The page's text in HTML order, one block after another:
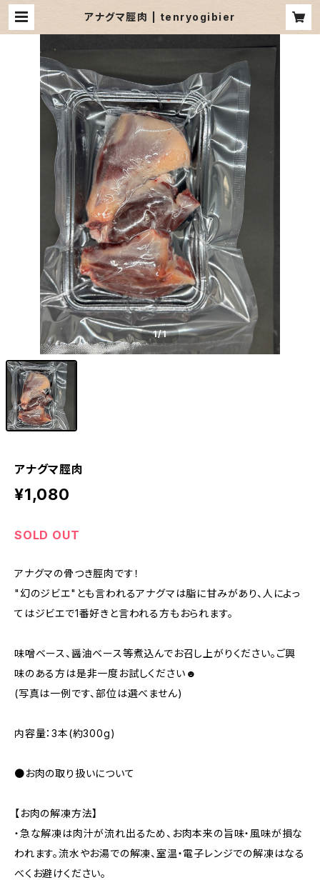
アナグマ脛肉 | tenryogibier
1/1
アナグマ脛肉
¥1,080
SOLD OUT
アナグマの骨つき脛肉です！
"幻のジビエ"とも言われるアナグマは脂に甘みがあり、人によっ
てはジビエで1番好きと言われる方もおられます。
味噌ベース、醤油ベース等煮込んでお召し上がりください。ご興
味のある方は是非一度お試しください☻
(写真は一例です、部位は選べません)
内容量：3本(約300g)
●お肉の取り扱いについて
【お肉の解凍方法】
・急な解凍は肉汁が流れ出るため、お肉本来の旨味・風味が損な
われます。流水やお湯での解凍、室温・電子レンジでの解凍はなる
べくお避けください。